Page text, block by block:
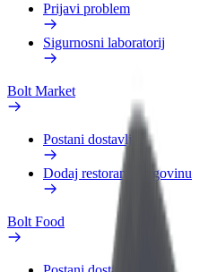
Prijavi problem
Sigurnosni laboratorij
Bolt Market
Postani dostavljač
Dodaj restoran ili trgovinu
Bolt Food